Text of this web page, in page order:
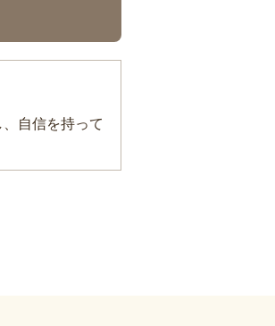
自信を持って